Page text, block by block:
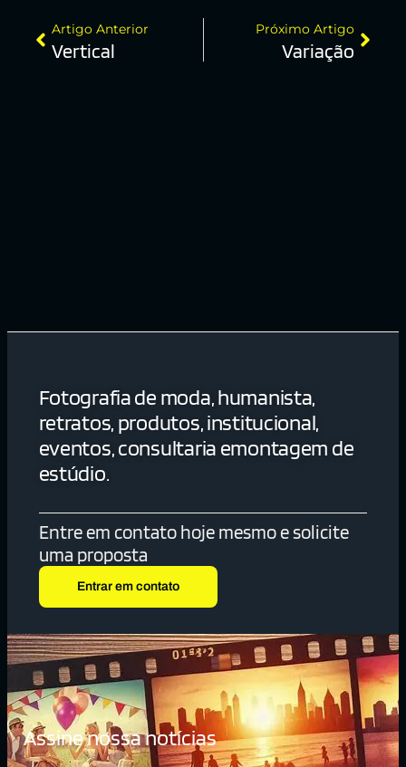
Artigo Anterior
Vertical
Próximo Artigo
Variação
Fotografia de moda, humanista,
retratos, produtos, institucional,
eventos, consultaria emontagem de
estúdio.
Entre em contato hoje mesmo e solicite
uma proposta
Entrar em contato
Assine nossa notícias